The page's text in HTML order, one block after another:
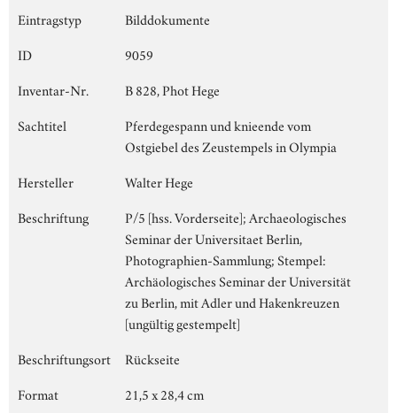
Eintragstyp
Bilddokumente
ID
9059
Inventar-Nr.
B 828, Phot Hege
Sachtitel
Pferdegespann und knieende vom
Ostgiebel des Zeustempels in Olympia
Hersteller
Walter Hege
Beschriftung
P/5 [hss. Vorderseite]; Archaeologisches
Seminar der Universitaet Berlin,
Photographien-Sammlung; Stempel:
Archäologisches Seminar der Universität
zu Berlin, mit Adler und Hakenkreuzen
[ungültig gestempelt]
Beschriftungsort
Rückseite
Format
21,5 x 28,4 cm